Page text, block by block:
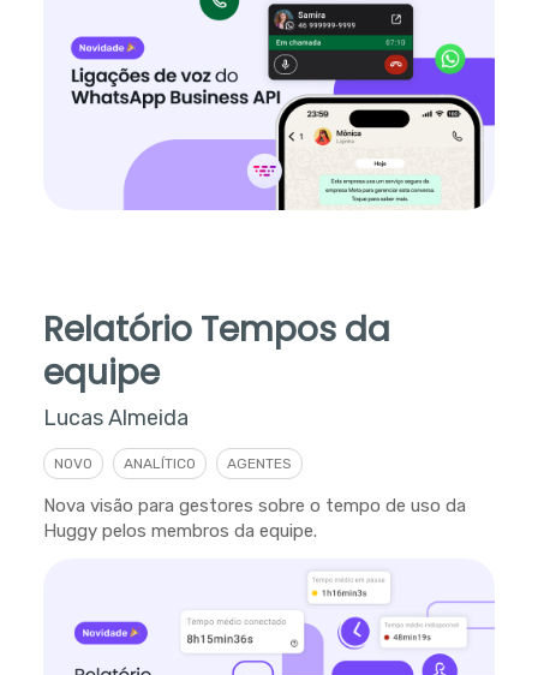
Relatório Tempos da
equipe
Lucas Almeida
NOVO ANALÍTICO AGENTES
Nova visão para gestores sobre o tempo de uso da
Huggy pelos membros da equipe.